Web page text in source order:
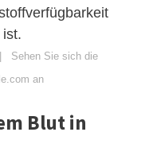
Sehen Sie sich die
an
Blut in